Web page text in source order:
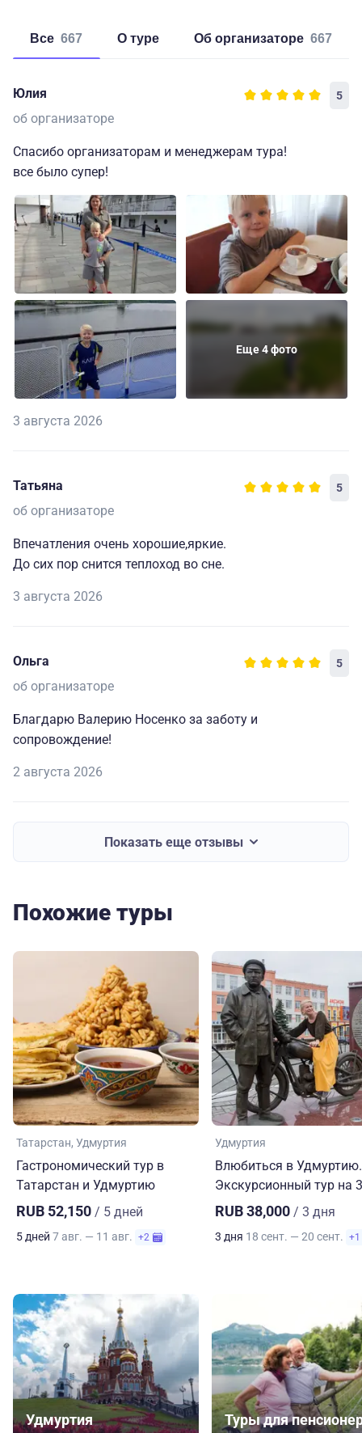
Все 667 о туре об организаторе 667
Юлия 5
об организаторе
Спасибо организаторам и менеджерам тура!
все было супер!
Еще 4 фото
3 августа 2026
Татьяна 5
об организаторе
Впечатления очень хорошие,яркие.
До сих пор снится теплоход во сне.
3 августа 2026
Ольга 5
об организаторе
Благдарю Валерию Носенко за заботу и
сопровождение!
2 августа 2026
Показать еще отзывы
Похожие туры
Татарстан Удмуртия
Гастрономический тур в
Татарстан и Удмуртию
RUB 52,150 / 5 дней
5 дней 7 авг. — 11 авг. +2
Удмуртия
Влюбиться в Удмуртию.
Экскурсионный тур на
RUB 38,000 / 3 дня
3 дня 18 сент. — 20 сент. +1
Удмуртия Туры для